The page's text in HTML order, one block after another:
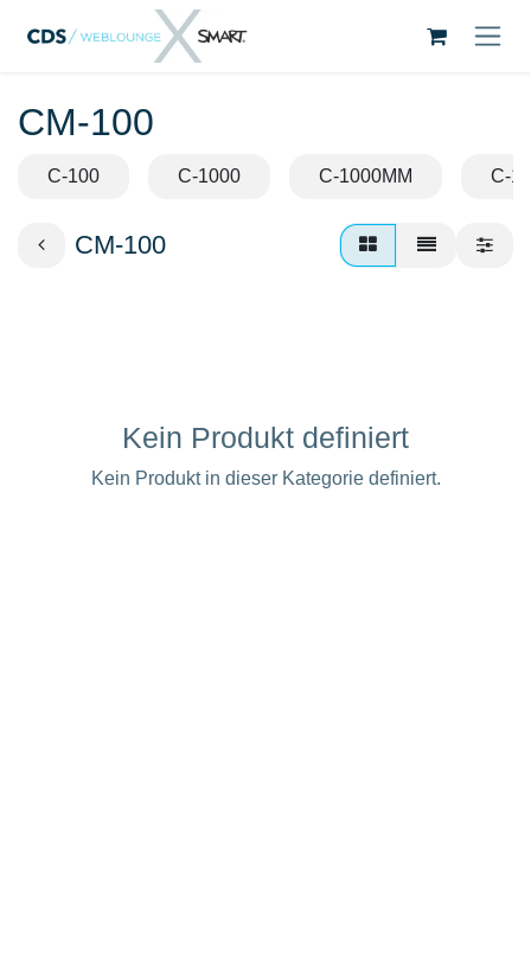
Zum Inhalt springen
CM-100
C-100 C-1000 C-1000MM C-
CM-100
Kein Produkt definiert
Kein Produkt in dieser Kategorie definiert.